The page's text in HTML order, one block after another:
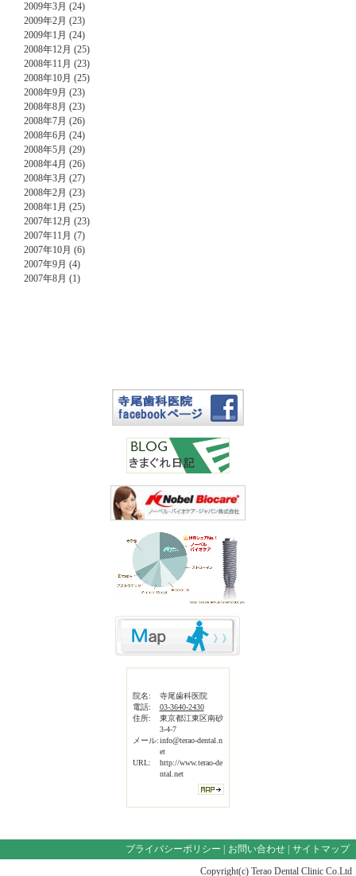
2009年3月 (24)
2009年2月 (23)
2009年1月 (24)
2008年12月 (25)
2008年11月 (23)
2008年10月 (25)
2008年9月 (23)
2008年8月 (23)
2008年7月 (26)
2008年6月 (24)
2008年5月 (29)
2008年4月 (26)
2008年3月 (27)
2008年2月 (23)
2008年1月 (25)
2007年12月 (23)
2007年11月 (7)
2007年10月 (6)
2007年9月 (4)
2007年8月 (1)
院名:
寺尾歯科医院
電話:
03-3640-2430
住所:
東京都江東区南砂
3-4-7
メール:info@terao-dental.n
et
URL:
http://www.terao-de
ntal.net
プライバシーポリシー | お問い合わせ | サイトマップ
Copyright(c) Terao Dental Clinic Co.Ltd